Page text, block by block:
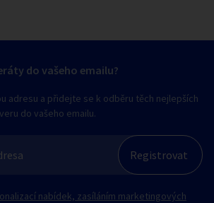
do vašeho emailu?
adresu a přidejte se k odběru těch nejlepších
do vašeho emailu.
nabídek, zasíláním marketingových